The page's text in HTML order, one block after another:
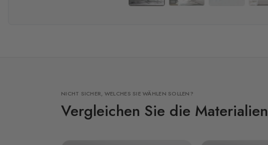
NICHT SICHER, WELCHES SIE WÄHLEN SOLLEN?
Vergleichen Sie die Materialien